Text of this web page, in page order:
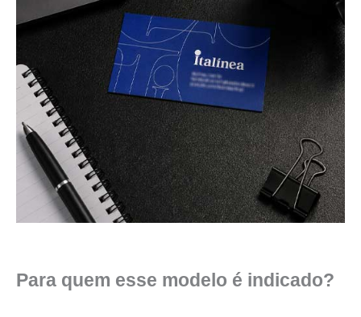
Para quem esse modelo é indicado?